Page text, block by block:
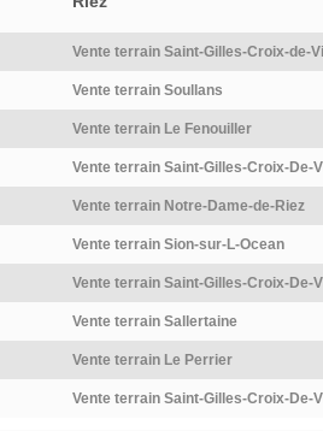
Vente terrain Saint-Gilles-Croix-de-
Vente terrain Soullans
Vente terrain Le Fenouiller
Vente terrain Saint-Gilles-Croix-De-
Vente terrain Notre-Dame-de-Riez
Vente terrain Sion-sur-L-Ocean
Vente terrain Saint-Gilles-Croix-De-
Vente terrain Sallertaine
Vente terrain Le Perrier
Vente terrain Saint-Gilles-Croix-De-